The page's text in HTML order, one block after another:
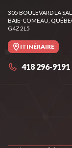
305 BOULEVARD LA
BAIE-COMEAU,
G4Z 2L5
ITINÉRAIRE
418 296-9191